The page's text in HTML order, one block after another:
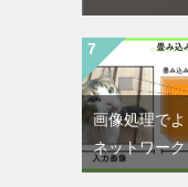
画像処理で
ネットワー